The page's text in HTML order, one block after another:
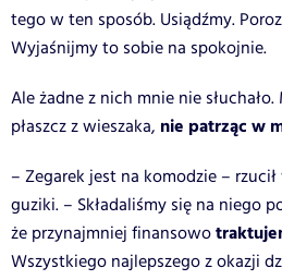
tego w ten sposób. Usiądźmy.
Wyjaśnijmy to sobie na spokojnie.
Ale żadne z nich mnie nie
płaszcz z wieszaka, nie patrząc w
– Zegarek jest na komodzie –
guziki. – Składaliśmy się na niego
że przynajmniej finansowo
Wszystkiego najlepszego z okazji